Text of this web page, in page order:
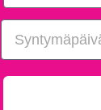
birthday